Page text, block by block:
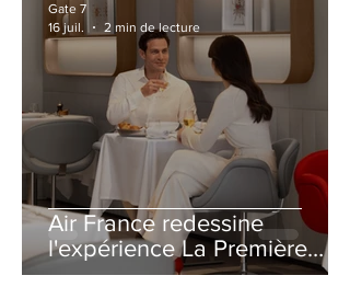
Air France redessine
l'expérience La Première
avec un salon entièrement
Gate 7
16 juil.
2 min de lecture